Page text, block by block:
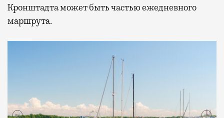
Кронштадта может быть частью ежедневного
маршрута.